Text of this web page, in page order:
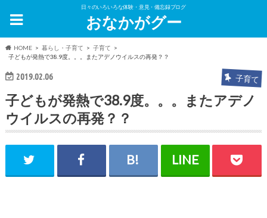
日々のいろいろな体験・意見・備忘録ブログ
おなかがグー
HOME 暮らし・子育て
子育て
子どもが発熱で38.9度。。。またアデノウイルスの再発？？
2019.02.06 子育て
子どもが発熱で38.9度。。。またアデノ
ウイルスの再発？？